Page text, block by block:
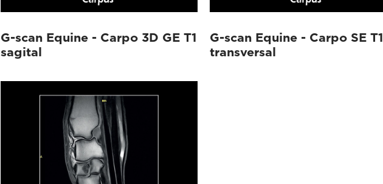
G-scan Equine - Carpo 3D GE T1
sagital
G-scan Equine - Carpo SE T1
transversal